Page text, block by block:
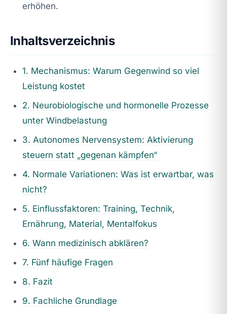
erhöhen.
Inhaltsverzeichnis
1. Mechanismus: Warum Gegenwind so viel
Leistung kostet
2. Neurobiologische und hormonelle Prozesse
unter Windbelastung
3. Autonomes Nervensystem: Aktivierung
steuern statt „gegenan kämpfen“
4. Normale Variationen: Was ist erwartbar, was
nicht?
5. Einflussfaktoren: Training, Technik,
Ernährung, Material, Mentalfokus
6. Wann medizinisch abklären?
7. Fünf häufige Fragen
8. Fazit
9. Fachliche Grundlage